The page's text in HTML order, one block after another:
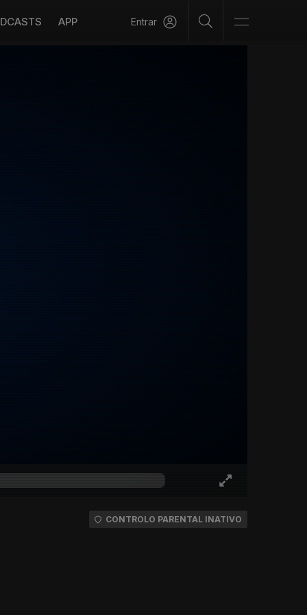
APP Entrar
CONTROLO PARENTAL INATIVO